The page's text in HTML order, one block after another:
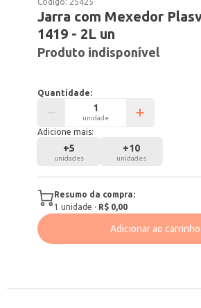
Jarra com Mexedor
1419 - 2L un
Produto indisponível
Quantidade:
unidade
Adicione mais:
+5
unidades
+10
unidades
Resumo da compra:
1 unidade · R$ 0,00
Adicionar ao carrinho